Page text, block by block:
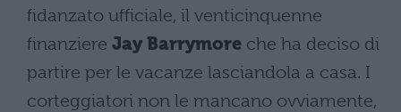
fidanzato ufficiale, il venticinquenne
finanziere Jay Barrymore che ha deciso di
partire per le vacanze lasciandola a casa. I
corteggiatori non le mancano ovviamente,